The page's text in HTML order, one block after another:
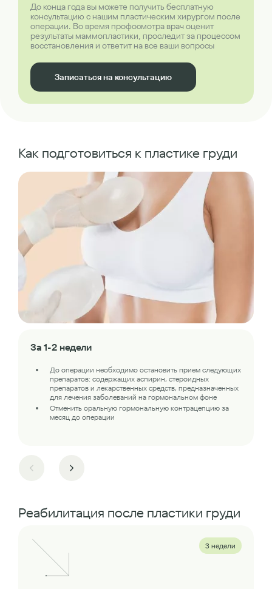
До конца года вы можете получить бесплатную
консультацию с нашим пластическим хирургом после
операции. Во время профосмотра врач оценит
результаты маммопластики, проследит за процессом
восстановления и ответит на все ваши вопросы
Записаться на консультацию
Как подготовиться к пластике груди
За 1-2 недели
До операции необходимо остановить прием следующих
препаратов: содержащих аспирин, стероидных
препаратов и лекарственных средств, предназначенных
для лечения заболеваний на гормональном фоне
Отменить оральную гормональную контрацепцию за
месяц до операции
Реабилитация после пластики груди
3 недели